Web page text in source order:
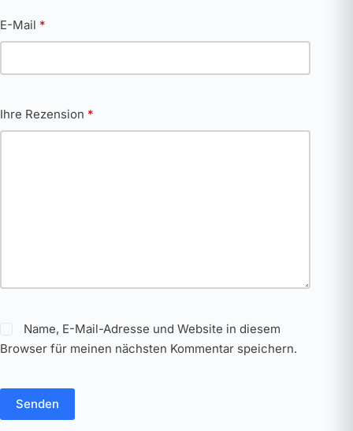
E-Mail *
Ihre Rezension *
Name, E-Mail-Adresse und Website in diesem
Browser für meinen nächsten Kommentar speichern.
Senden